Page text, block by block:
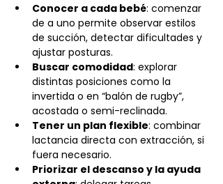
Conocer a cada bebé: comenzar
de a uno permite observar estilos
de succión, detectar dificultades y
ajustar posturas.
Buscar comodidad: explorar
distintas posiciones como la
invertida o en “balón de rugby”,
acostada o semi-reclinada.
Tener un plan flexible: combinar
lactancia directa con extracción, si
fuera necesario.
Priorizar el descanso y la ayuda